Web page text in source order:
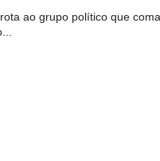
ao grupo político que